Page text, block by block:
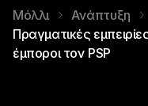
Μόλλι
Ανάπτυξη
Πραγματικές
έμποροι τον PSP